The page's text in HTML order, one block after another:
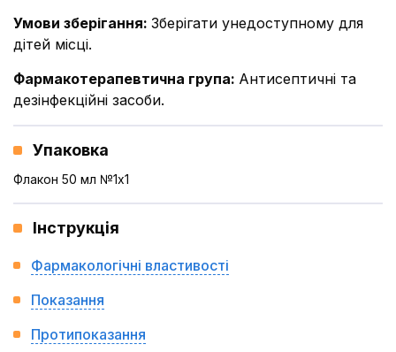
Умови зберігання: Зберігати унедоступному для
дітей місці.
Фармакотерапевтична група: Антисептичні та
дезінфекційні засоби.
Упаковка
Флакон 50 мл №1x1
Інструкція
Фармакологічні властивості
Показання
Протипоказання